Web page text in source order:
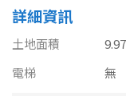
坪數
詳細資訊
土地面積
電梯
無